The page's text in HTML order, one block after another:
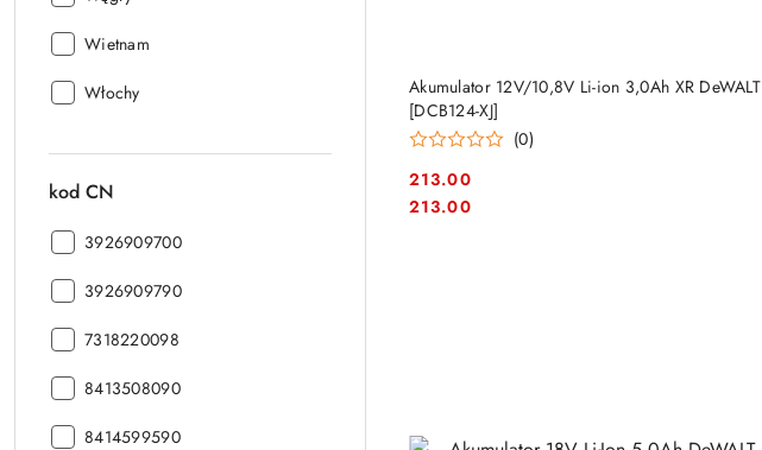
kraj
Wietnam
kraj
Włochy
kod CN
kod
3926909700
kod
3926909790
kod
7318220098
kod
8413508090
kod
8414599590
Akumulator 12V/10,8V Li-ion 3,0Ah XR DeWALT
[DCB124-XJ]
(0)
Cena:
213.00
Cena:
213.00
DO KOSZYKA